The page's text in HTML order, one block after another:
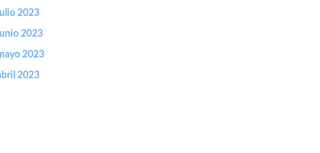
2023
2023
2023
2023